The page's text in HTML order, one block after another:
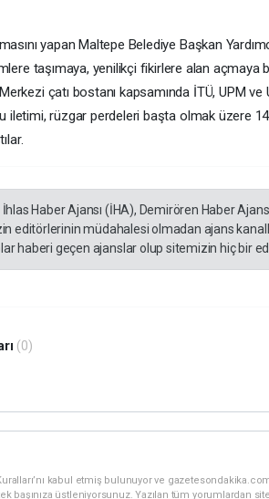
yapan Maltepe Belediye Başkan
taşımaya, yenilikçi fikirlere alan açmaya
çatı bostanı kapsamında İTÜ, UPM
iletimi, rüzgar perdeleri başta olmak üzere
Haber Ajansı (İHA), Demirören Haber
editörlerinin müdahalesi olmadan ajans
haberi geçen ajanslar olup sitemizin hiç bir
(0)
kabul etmiş bulunuyor ve
başınıza üstleniyorsunuz. Yazılan tüm yorumlardan